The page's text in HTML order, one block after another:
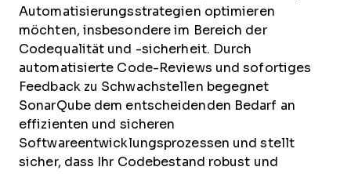
Automatisierungsstrategien optimieren
möchten, insbesondere im Bereich der
Codequalität und -sicherheit. Durch
automatisierte Code-Reviews und sofortiges
Feedback zu Schwachstellen begegnet
SonarQube dem entscheidenden Bedarf an
effizienten und sicheren
Softwareentwicklungsprozessen und stellt
sicher, dass Ihr Codebestand robust und